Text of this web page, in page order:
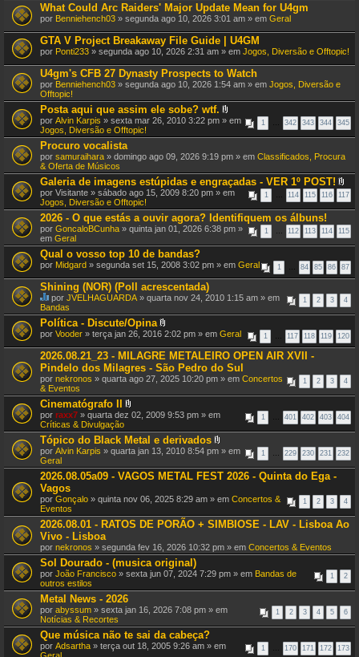
What Could Arc Raiders' Major Update Mean for U4gm
por Benniehench03 » segunda ago 10, 2026 3:01 am » em Geral
GTA V Project Breakaway File Guide | U4GM
por Ponti233 » segunda ago 10, 2026 2:31 am » em Jogos, Diversão e Offtopic!
U4gm's CFB 27 Dynasty Prospects to Watch
por Benniehench03 » segunda ago 10, 2026 1:54 am » em Jogos, Diversão e
Offtopic!
Posta aqui que assim ele sobe? wtf.
A
e
o
s
)
1 342 343 344 345
por Alvin Karpis » sexta mar 26, 2010 3:22 pm » em
Jogos, Diversão e Offtopic!
Procuro vocalista
por samuraihara » domingo ago 09, 2026 9:19 pm » em Classificados, Procura
& Oferta de Músicos
Galeria de imagens estúpidas e engraçadas - VER 1º POST!
A
n
e
o
(
s
1 114 115 116 117
por Visitante » sábado ago 15, 2009 8:20 pm » em
Jogos, Diversão e Offtopic!
2026 - O que estás a ouvir agora? Identifiquem os álbuns!
1 112 113 114 115
por GoncaloBCunha » quinta jan 01, 2026 6:38 pm »
em Geral
Qual o vosso top 10 de bandas?
1 84 85 86 87
por Midgard » segunda set 15, 2008 3:02 pm » em Geral
Shining (NOR) (Poll acrescentada)
1 2 3 4
E
s
t
e
ó
p
i
c
o
t
e
m
u
m
a
v
o
t
a
ç
ã
o
.
por JVELHAGUARDA » quarta nov 24, 2010 1:15 am » em
Bandas
Política - Discute/Opina
A
e
x
o
(
)
1 117 118 119 120
por Vooder » terça jan 26, 2016 2:02 pm » em Geral
2026.08.21_23 - MILAGRE METALEIRO OPEN AIR XVII -
Pindelo dos Milagres - São Pedro do Sul
1 2 3 4
por nekronos » quarta ago 27, 2025 10:20 pm » em Concertos
& Eventos
Cinematógrafo II
A
e
x
o
s
)
1 401 402 403 404
por raxx7 » quarta dez 02, 2009 9:53 pm » em
Críticas & Divulgação
Tópico do Black Metal e derivados
A
e
(
)
1 229 230 231 232
por Alvin Karpis » quarta jan 13, 2010 8:54 pm » em
Geral
2026.08.05a09 - VAGOS METAL FEST 2026 - Quinta do Ega -
Vagos
1 2 3 4
por Gonçalo » quinta nov 06, 2025 8:29 am » em Concertos &
Eventos
2026.08.01 - RATOS DE PORÃO + SIMBIOSE - LAV - Lisboa Ao
Vivo - Lisboa
por nekronos » segunda fev 16, 2026 10:32 pm » em Concertos & Eventos
Sol Dourado - (musica original)
1 2
por João Francisco » sexta jun 07, 2024 7:29 pm » em Bandas de
outros estilos
Metal News - 2026
1 2 3 4 5 6
por abyssum » sexta jan 16, 2026 7:08 pm » em
Notícias & Recortes
Que música não te sai da cabeça?
1 170 171 172 173
por Adsartha » terça out 18, 2005 9:26 am » em
Geral